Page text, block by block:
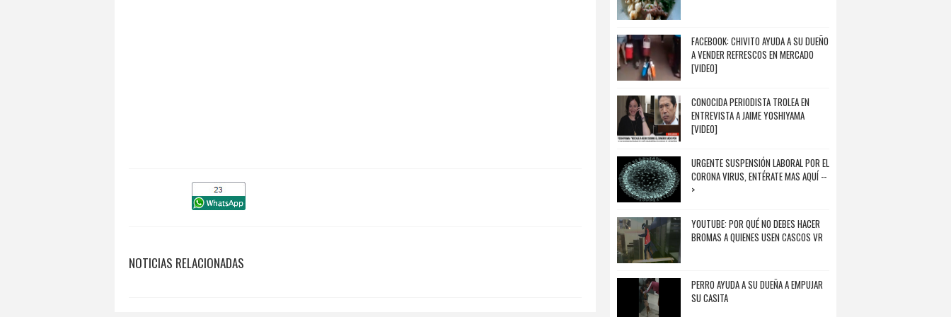
NOTICIAS RELACIONADAS
FACEBOOK: CHIVITO AYUDA A SU DUEÑO
A VENDER REFRESCOS EN MERCADO
[VIDEO]
CONOCIDA PERIODISTA TROLEA EN
ENTREVISTA A JAIME YOSHIYAMA
[VIDEO]
URGENTE SUSPENSIÓN LABORAL POR EL
CORONA VIRUS, ENTÉRATE MAS AQUÍ --
>
YOUTUBE: POR QUÉ NO DEBES HACER
BROMAS A QUIENES USEN CASCOS VR
PERRO AYUDA A SU DUEÑA A EMPUJAR
SU CASITA